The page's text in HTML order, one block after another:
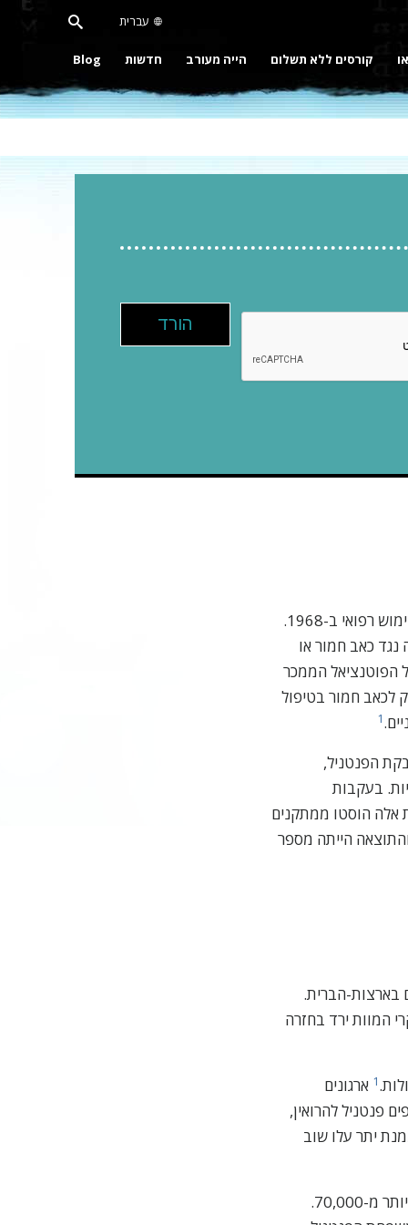
עברית
קורסים ללא תשלום הייה מעורב חדשות Blog
הורד
פנטניל פותַח כתרופה ב-1959 ואושר לשימוש רפואי ב-1968.
נגד כאב חמור או
הפוטנציאל הממכר
לכאב חמור בטיפול
1
אושרה מדבקת הפנטניל,
בעקבות
אלה הוסטו ממתקנים
והתוצאה הייתה מספר
בארצות-הברית.
המוות ירד בחזרה
1 ארגונים
פנטניל להרואין,
יתר עלו שוב
המרכז לבקרת מחלות ומניעתן מעריך שמספר מקרי המוות השנתיים הקשורים לפנטניל הוא יותר מ-70,000.